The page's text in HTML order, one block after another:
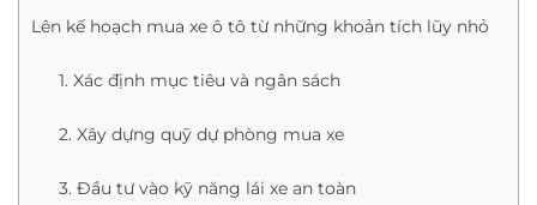
Lên kế hoạch mua xe ô tô từ những khoản tích lũy nhỏ
1. Xác định mục tiêu và ngân sách
2. Xây dựng quỹ dự phòng mua xe
3. Đầu tư vào kỹ năng lái xe an toàn